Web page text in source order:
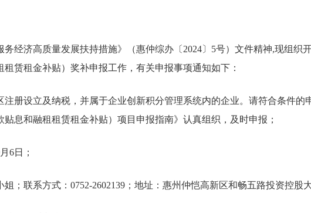
济高质量发展扶持措施》（惠仲综办〔2024〕5号）文件精神,现组织
赁租金补贴）奖补申报工作，有关申报事项通知如下：
设立及纳税，并属于企业创新积分管理系统内的企业。请符合条件的
息和融租租赁租金补贴）项目申报指南》认真组织，及时申报；
6日；
联系方式：0752-2602139；地址：惠州仲恺高新区和畅五路投资控股大